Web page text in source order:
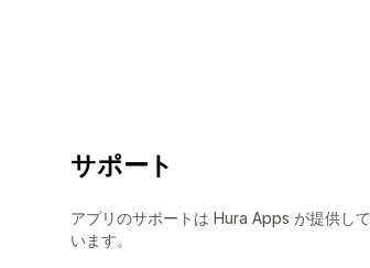
サポート
アプリのサポートは Hura Apps が提供して
います。